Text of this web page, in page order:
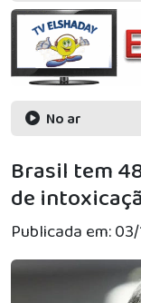
No ar
Brasil tem
de
Publicada em: